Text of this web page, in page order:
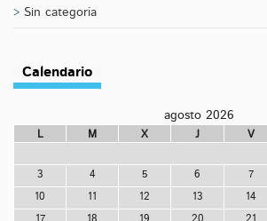
Sin categoría
Calendario
agosto 2026
L M X J V
3 4 5 6 7
10 11 12 13 14
17 18 19 20 21